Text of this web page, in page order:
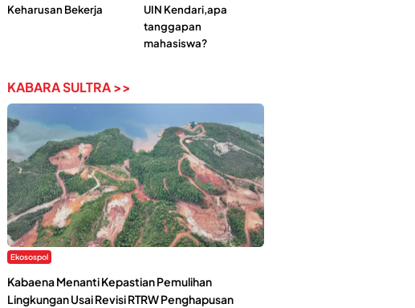
Keharusan Bekerja
UIN Kendari,apa
tanggapan
mahasiswa?
KABARA SULTRA >>
Ekosospol
Kabaena Menanti Kepastian Pemulihan
Lingkungan Usai Revisi RTRW Penghapusan